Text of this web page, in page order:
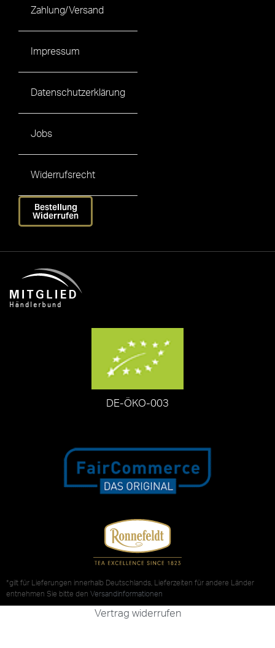
Zahlung/Versand
Impressum
Datenschutzerklärung
Jobs
Widerrufsrecht
Bestellung
Widerrufen
DE-ÖKO-003
*gilt für Lieferungen innerhalb Deutschlands, Lieferzeiten für andere Länder
entnehmen Sie bitte den Versandinformationen
Vertrag widerrufen